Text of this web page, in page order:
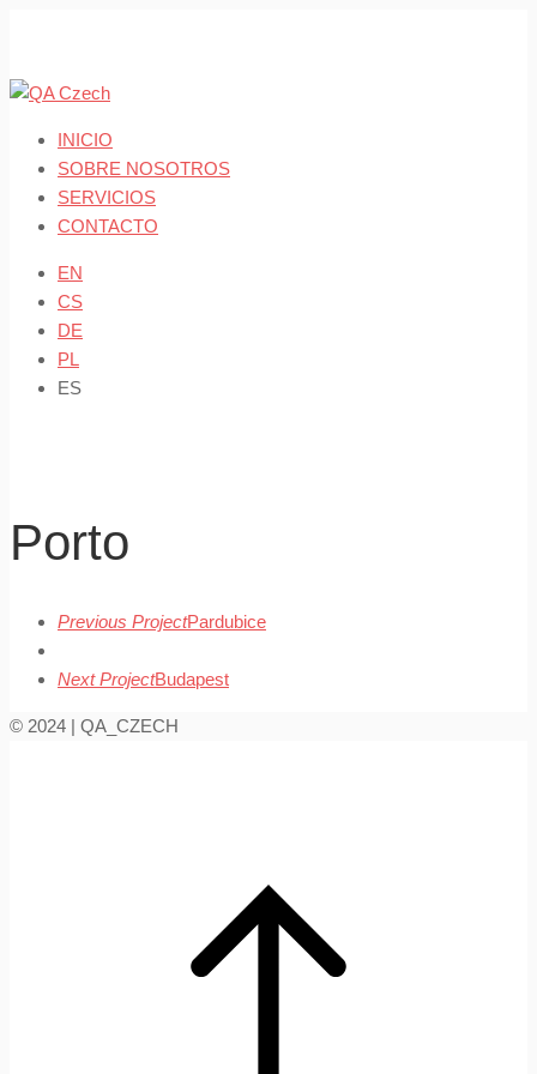
content
INICIO
SOBRE NOSOTROS
SERVICIOS
CONTACTO
EN
CS
DE
PL
ES
Porto
Previous ProjectPardubice
Next ProjectBudapest
© 2024 | QA_CZECH